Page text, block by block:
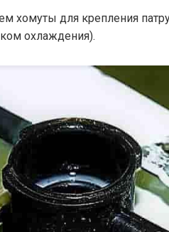
хомуты для крепления
охлаждения).